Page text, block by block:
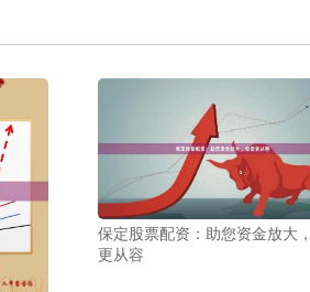
保定股票配资：助您资金放大
更从容